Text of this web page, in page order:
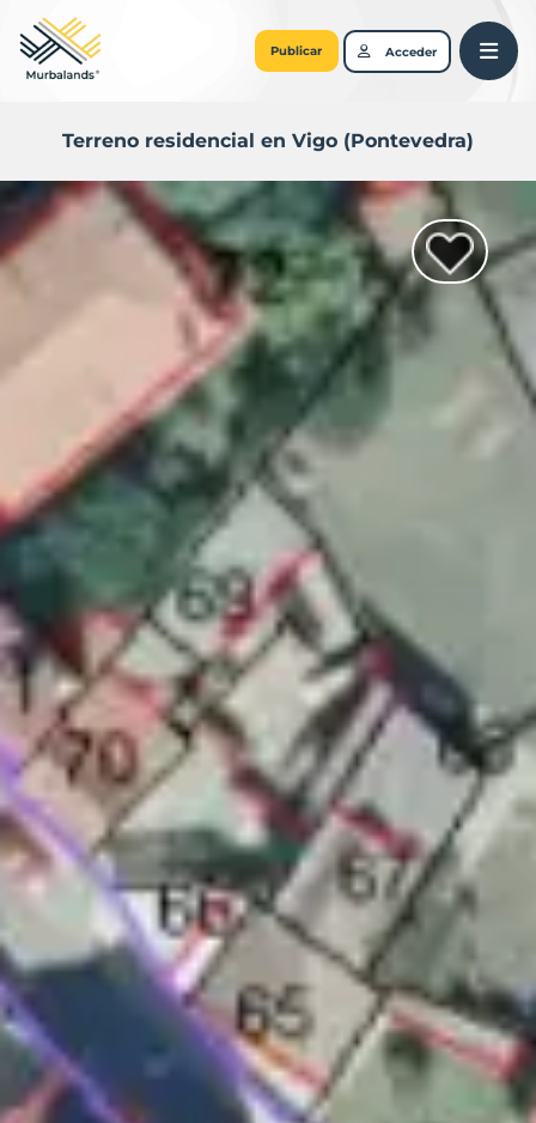
Publicar Acceder
Terreno residencial en Vigo (Pontevedra)